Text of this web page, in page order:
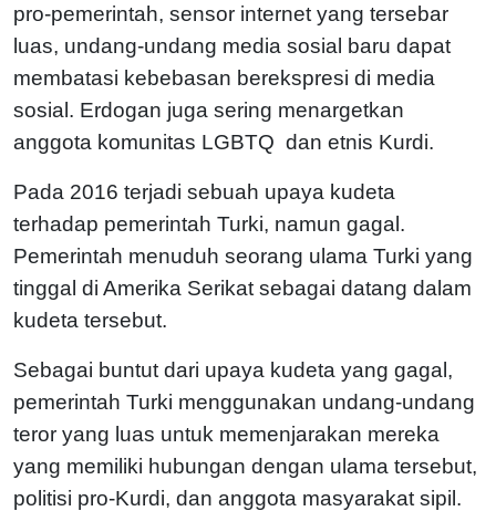
pro-pemerintah, sensor internet yang tersebar
luas, undang-undang media sosial baru dapat
membatasi kebebasan berekspresi di media
sosial. Erdogan juga sering menargetkan
anggota komunitas LGBTQ dan etnis Kurdi.
Pada 2016 terjadi sebuah upaya kudeta
terhadap pemerintah Turki, namun gagal.
Pemerintah menuduh seorang ulama Turki yang
tinggal di Amerika Serikat sebagai datang dalam
kudeta tersebut.
Sebagai buntut dari upaya kudeta yang gagal,
pemerintah Turki menggunakan undang-undang
teror yang luas untuk memenjarakan mereka
yang memiliki hubungan dengan ulama tersebut,
politisi pro-Kurdi, dan anggota masyarakat sipil.